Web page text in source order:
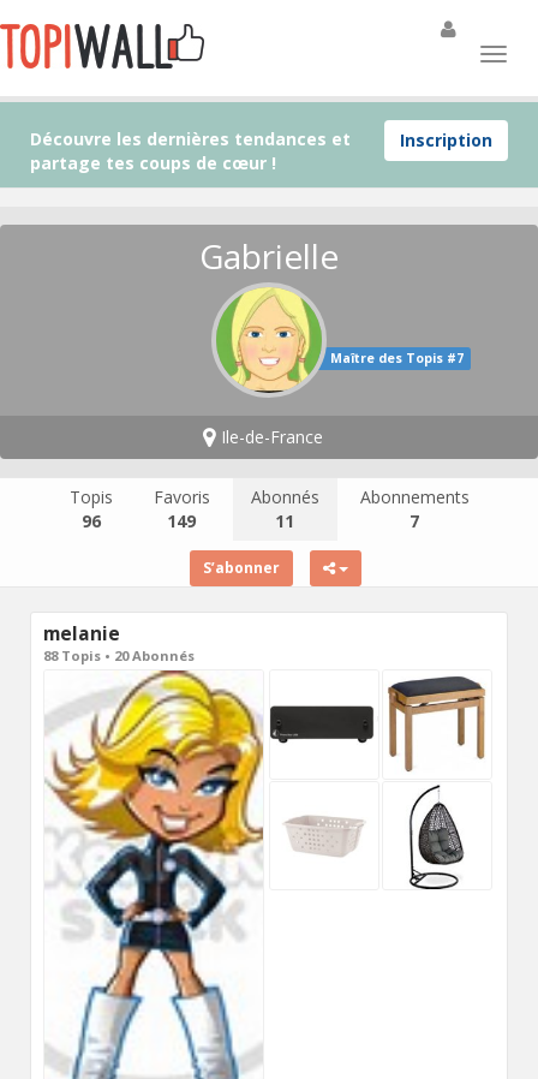
Inscription
Découvre les dernières tendances et
partage tes coups de cœur !
Gabrielle
Maître des Topis #7
Ile-de-France
Topis
96
Favoris
149
Abonnés
11
Abonnements
7
S’abonner
melanie
88 Topis • 20 Abonnés